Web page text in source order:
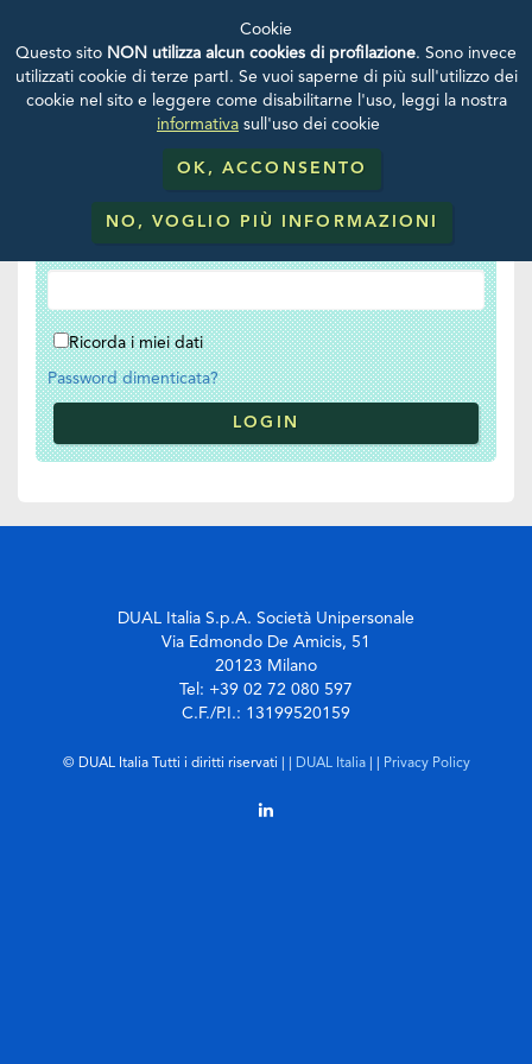
Login
Password
Ricorda i miei dati
Password dimenticata?
LOGIN
DUAL Italia S.p.A. Società Unipersonale
Via Edmondo De Amicis, 51
20123 Milano
Tel: +39 02 72 080 597
C.F./P.I.: 13199520159
© DUAL Italia Tutti i diritti riservati | | DUAL Italia| | Privacy Policy
Cookie
Questo sito NON utilizza alcun cookies di profilazione. Sono invece
utilizzati cookie di terze partI. Se vuoi saperne di più sull'utilizzo dei
cookie nel sito e leggere come disabilitarne l'uso, leggi la nostra
informativa sull'uso dei cookie
OK, ACCONSENTO
NO, VOGLIO PIÙ INFORMAZIONI